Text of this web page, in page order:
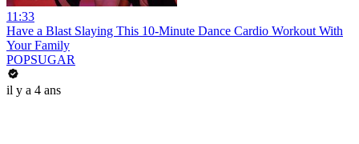
11:33
Have a Blast Slaying This 10-Minute Dance Cardio Workout With
Your Family
POPSUGAR
il y a 4 ans